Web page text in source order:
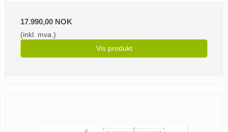
17.990,00 NOK
(inkl. mva.)
Vis produkt